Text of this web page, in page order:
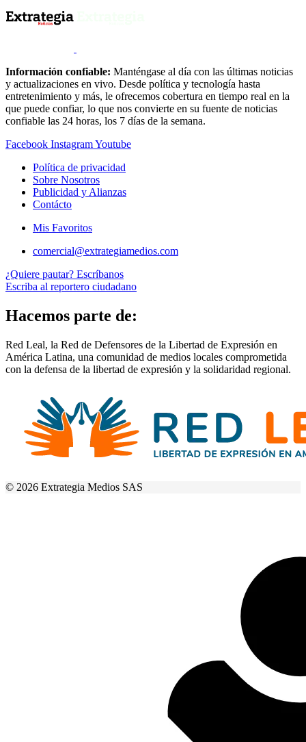
Información confiable: Manténgase al día con las últimas noticias
y actualizaciones en vivo. Desde política y tecnología hasta
entretenimiento y más, le ofrecemos cobertura en tiempo real en la
que puede confiar, lo que nos convierte en su fuente de noticias
confiable las 24 horas, los 7 días de la semana.
Facebook InstagramYoutube
Política de privacidad
Sobre Nosotros
Publicidad y Alianzas
Contácto
Mis Favoritos
comercial@extrategiamedios.com
¿Quiere pautar? Escríbanos
Escriba al reportero ciudadano
Hacemos parte de:
Red Leal, la Red de Defensores de la Libertad de Expresión en
América Latina, una comunidad de medios locales comprometida
con la defensa de la libertad de expresión y la solidaridad regional.
© 2026 Extrategia Medios SAS